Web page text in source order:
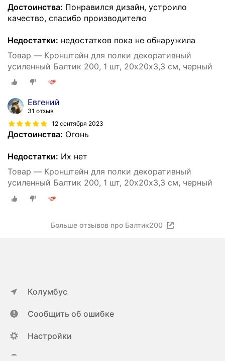
Достоинства: Понравился дизайн, устроило
качество, спасибо производителю
Недостатки: недостатков пока не обнаружила
Товар — Кронштейн для полки декоративный
усиленный Балтик 200, 1 шт, 20х20х3,3 см, черный
Евгений
31 отзыв
12 сентября 2023
Достоинства: Огонь
Недостатки: Их нет
Товар — Кронштейн для полки декоративный
усиленный Балтик 200, 1 шт, 20х20х3,3 см, черный
Больше отзывов про Балтик200
Колумбус
Сообщить об ошибке
Настройки